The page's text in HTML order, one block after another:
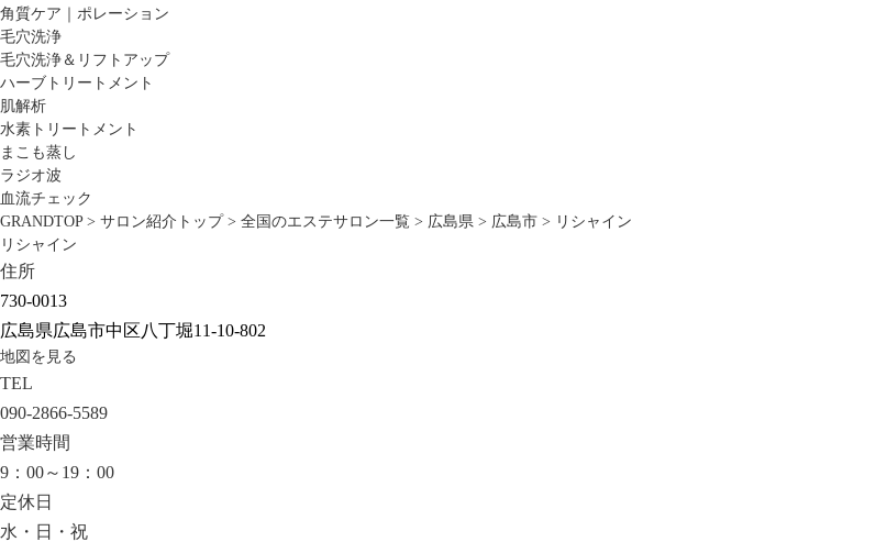
角質ケア｜ポレーション
毛穴洗浄
毛穴洗浄＆リフトアップ
ハーブトリートメント
肌解析
水素トリートメント
まこも蒸し
ラジオ波
血流チェック
GRANDTOP > サロン紹介トップ > 全国のエステサロン一覧 > 広島県 > 広島市 > リシャイン
リシャイン
住所
730-0013
広島県広島市中区八丁堀11-10-802
地図を見る
TEL
090-2866-5589
営業時間
9：00～19：00
定休日
水・日・祝